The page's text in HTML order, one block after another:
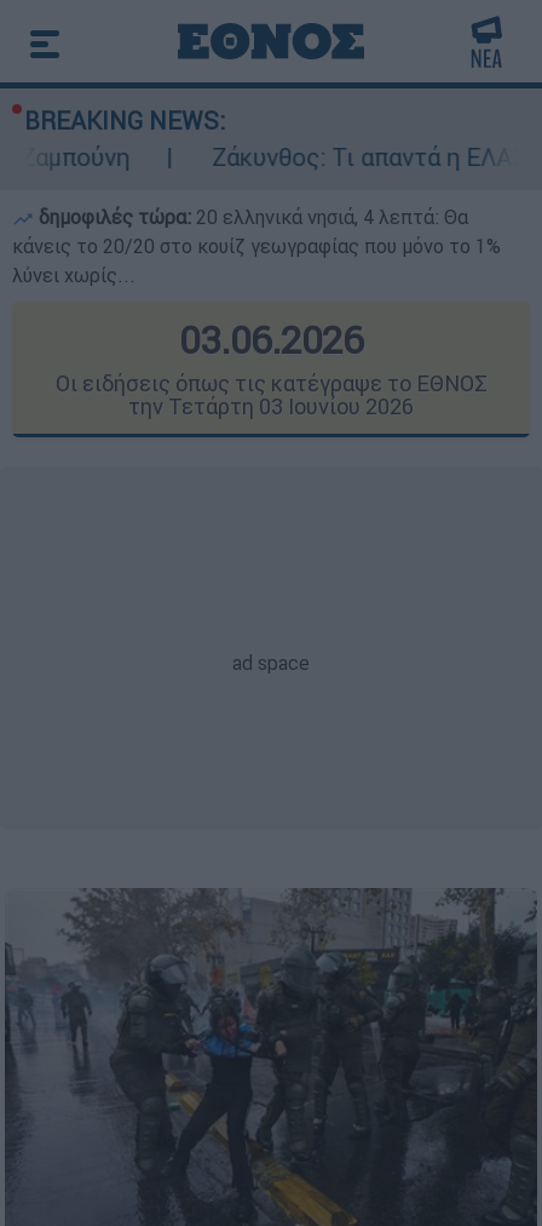
BREAKING NEWS:
Ζάκυνθος: Τι απαντά η ΕΛΑΣ για τους 8
δημοφιλές τώρα: 20 ελληνικά νησιά, 4 λεπτά: Θα
κάνεις το 20/20 στο κουίζ γεωγραφίας που μόνο το 1%
λύνει χωρίς...
03.06.2026
Οι ειδήσεις όπως τις κατέγραψε το ΕΘΝΟΣ
την Τετάρτη 03 Ιουνίου 2026